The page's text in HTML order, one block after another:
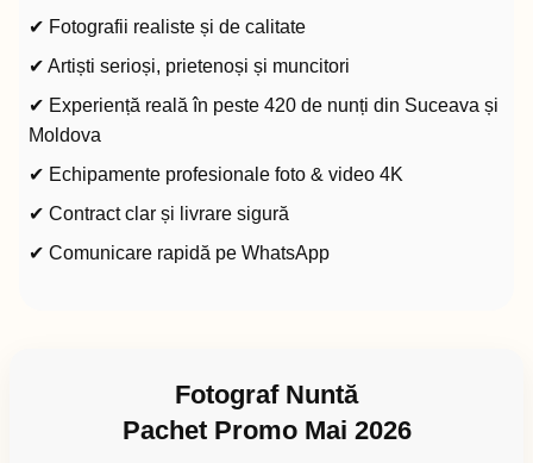
✔ Fotografii realiste și de calitate
✔ Artiști serioși, prietenoși și muncitori
✔ Experiență reală în peste 420 de nunți din Suceava și
Moldova
✔ Echipamente profesionale foto & video 4K
✔ Contract clar și livrare sigură
✔ Comunicare rapidă pe WhatsApp
Fotograf Nuntă
Pachet Promo Mai 2026